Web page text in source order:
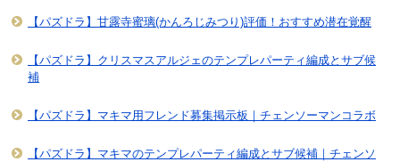
【パズドラ】甘露寺蜜璃(かんろじみつり)評価！おすすめ潜在覚醒
【パズドラ】クリスマスアルジェのテンプレパーティ編成とサブ候
補
【パズドラ】マキマ用フレンド募集掲示板｜チェンソーマンコラボ
【パズドラ】マキマのテンプレパーティ編成とサブ候補｜チェンソ